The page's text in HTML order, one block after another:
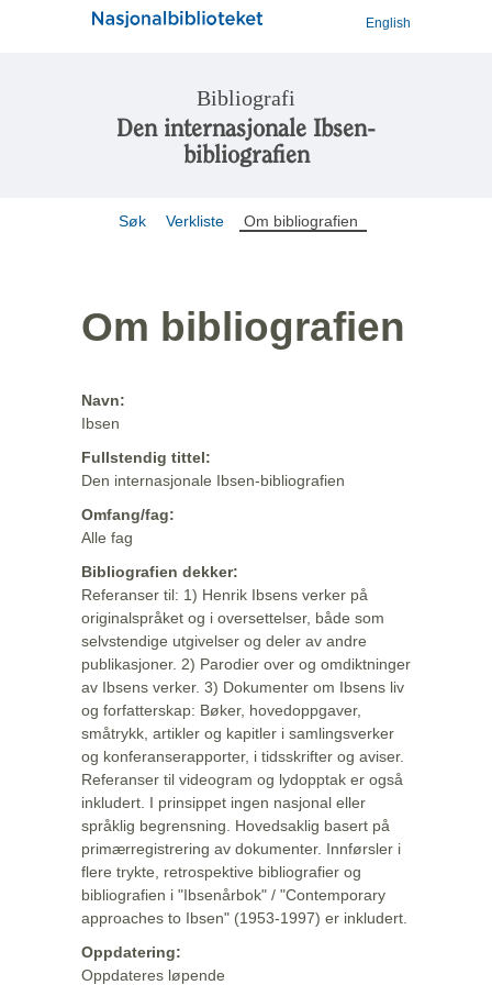
English
Bibliografi
Den internasjonale Ibsen-
bibliografien
Søk Verkliste Om bibliografien
Om bibliografien
Navn:
Ibsen
Fullstendig tittel:
Den internasjonale Ibsen-bibliografien
Omfang/fag:
Alle fag
Bibliografien dekker:
Referanser til: 1) Henrik Ibsens verker på
originalspråket og i oversettelser, både som
selvstendige utgivelser og deler av andre
publikasjoner. 2) Parodier over og omdiktninger
av Ibsens verker. 3) Dokumenter om Ibsens liv
og forfatterskap: Bøker, hovedoppgaver,
småtrykk, artikler og kapitler i samlingsverker
og konferanserapporter, i tidsskrifter og aviser.
Referanser til videogram og lydopptak er også
inkludert. I prinsippet ingen nasjonal eller
språklig begrensning. Hovedsaklig basert på
primærregistrering av dokumenter. Innførsler i
flere trykte, retrospektive bibliografier og
bibliografien i "Ibsenårbok" / "Contemporary
approaches to Ibsen" (1953-1997) er inkludert.
Oppdatering:
Oppdateres løpende